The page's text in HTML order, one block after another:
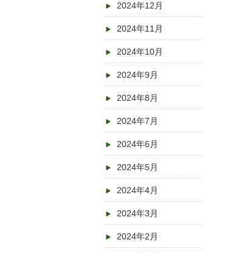
2024年12月
2024年11月
2024年10月
2024年9月
2024年8月
2024年7月
2024年6月
2024年5月
2024年4月
2024年3月
2024年2月